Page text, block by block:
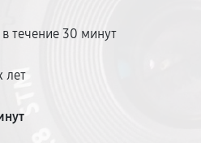
в течение 30 минут
лет